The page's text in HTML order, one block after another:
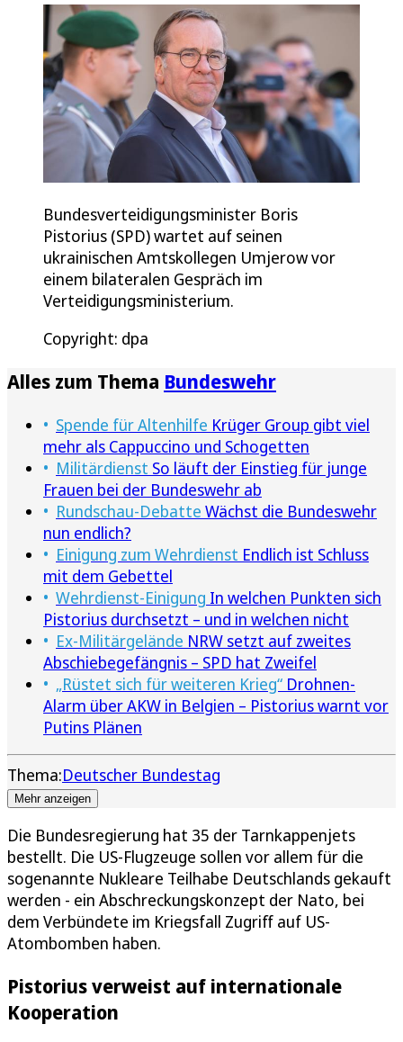
Bundesverteidigungsminister Boris
Pistorius (SPD) wartet auf seinen
ukrainischen Amtskollegen Umjerow vor
einem bilateralen Gespräch im
Verteidigungsministerium.
Copyright: dpa
Alles zum Thema Bundeswehr
Spende für Altenhilfe Krüger Group gibt viel
mehr als Cappuccino und Schogetten
Militärdienst So läuft der Einstieg für junge
Frauen bei der Bundeswehr ab
Rundschau-Debatte Wächst die Bundeswehr
nun endlich?
Einigung zum Wehrdienst Endlich ist Schluss
mit dem Gebettel
Wehrdienst-Einigung In welchen Punkten sich
Pistorius durchsetzt – und in welchen nicht
Ex-Militärgelände NRW setzt auf zweites
Abschiebegefängnis – SPD hat Zweifel
„Rüstet sich für weiteren Krieg“ Drohnen-
Alarm über AKW in Belgien – Pistorius warnt vor
Putins Plänen
Thema:Deutscher Bundestag
Mehr anzeigen
Die Bundesregierung hat 35 der Tarnkappenjets
bestellt. Die US-Flugzeuge sollen vor allem für die
sogenannte Nukleare Teilhabe Deutschlands gekauft
werden - ein Abschreckungskonzept der Nato, bei
dem Verbündete im Kriegsfall Zugriff auf US-
Atombomben haben.
Pistorius verweist auf internationale
Kooperation